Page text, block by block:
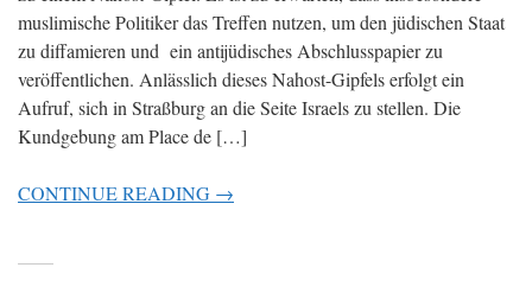
muslimische Politiker das Treffen nutzen, um den jüdischen Staat
zu diffamieren und ein antijüdisches Abschlusspapier zu
veröffentlichen. Anlässlich dieses Nahost-Gipfels erfolgt ein
Aufruf, sich in Straßburg an die Seite Israels zu stellen. Die
Kundgebung am Place de […]
CONTINUE READING →